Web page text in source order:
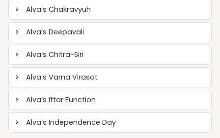
Alva’s Chakravyuh
Alva’s Deepavali
Alva’s Chitra-Siri
Alva’s Varna Virasat
Alva’s Iftar Function
Alva’s Independence Day